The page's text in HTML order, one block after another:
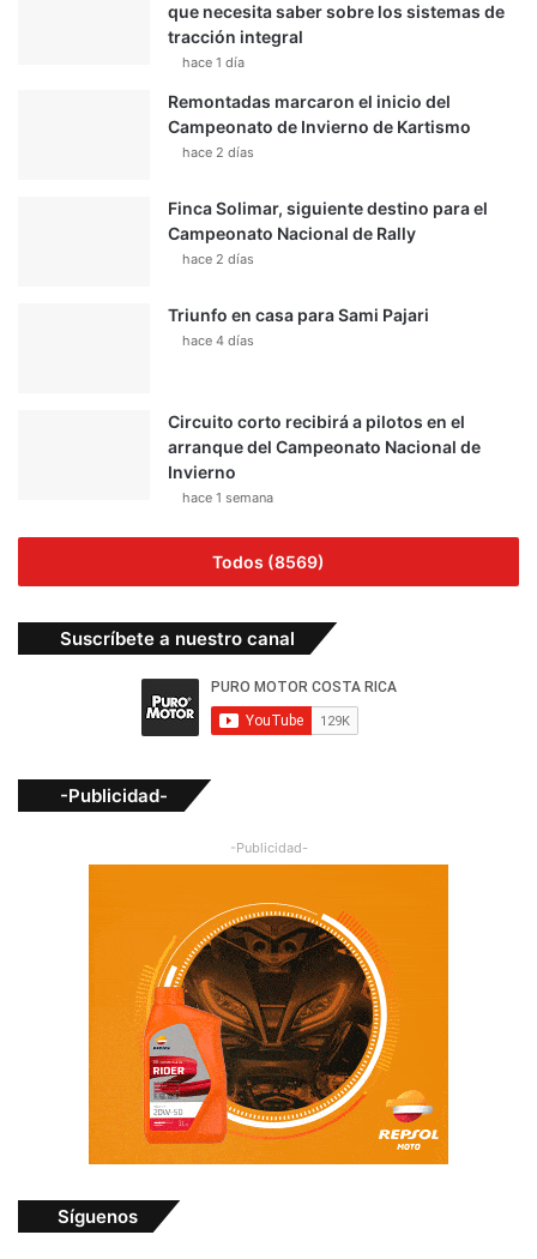
que necesita saber sobre los sistemas de
tracción integral
hace 1 día
Remontadas marcaron el inicio del
Campeonato de Invierno de Kartismo
hace 2 días
Finca Solimar, siguiente destino para el
Campeonato Nacional de Rally
hace 2 días
Triunfo en casa para Sami Pajari
hace 4 días
Circuito corto recibirá a pilotos en el
arranque del Campeonato Nacional de
Invierno
hace 1 semana
Todos (8569)
Suscríbete a nuestro canal
-Publicidad-
-Publicidad-
Síguenos